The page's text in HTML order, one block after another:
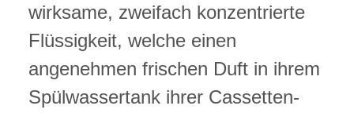
wirksame, zweifach konzentrierte
Flüssigkeit, welche einen
angenehmen frischen Duft in ihrem
Spülwassertank ihrer Cassetten-